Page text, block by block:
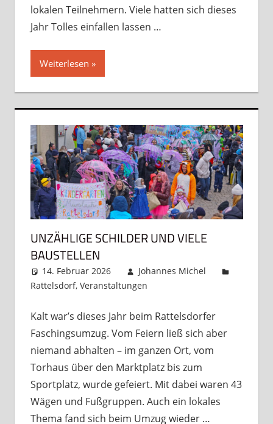
lokalen Teilnehmern. Viele hatten sich dieses
Jahr Tolles einfallen lassen …
Weiterlesen
UNZÄHLIGE SCHILDER UND VIELE
BAUSTELLEN
14. Februar 2026
Johannes Michel
Rattelsdorf, Veranstaltungen
Kalt war’s dieses Jahr beim Rattelsdorfer
Faschingsumzug. Vom Feiern ließ sich aber
niemand abhalten – im ganzen Ort, vom
Torhaus über den Marktplatz bis zum
Sportplatz, wurde gefeiert. Mit dabei waren 43
Wägen und Fußgruppen. Auch ein lokales
Thema fand sich beim Umzug wieder …